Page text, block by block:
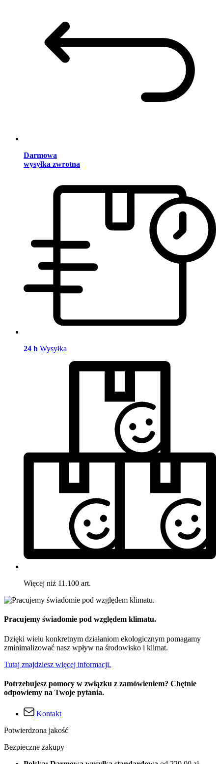
Darmowa
wysyłka zwrotna
24 h Wysyłka
Więcej niż 11.100 art.
Pracujemy świadomie pod względem klimatu.
Dzięki wielu konkretnym działaniom ekologicznym pomagamy
zminimalizować nasz wpływ na środowisko i klimat.
Tutaj znajdziesz więcej informacji.
Potrzebujesz pomocy w związku z zamówieniem? Chętnie
odpowiemy na Twoje pytania.
Kontakt
Potwierdzona jakość
Bezpieczne zakupy